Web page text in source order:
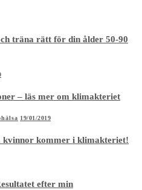
träna rätt för din ålder 50-90
– läs mer om klimakteriet
19/01/2019
kommer i klimakteriet!
efter min